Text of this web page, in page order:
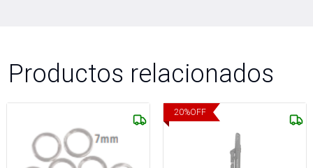
Productos relacionados
20%OFF